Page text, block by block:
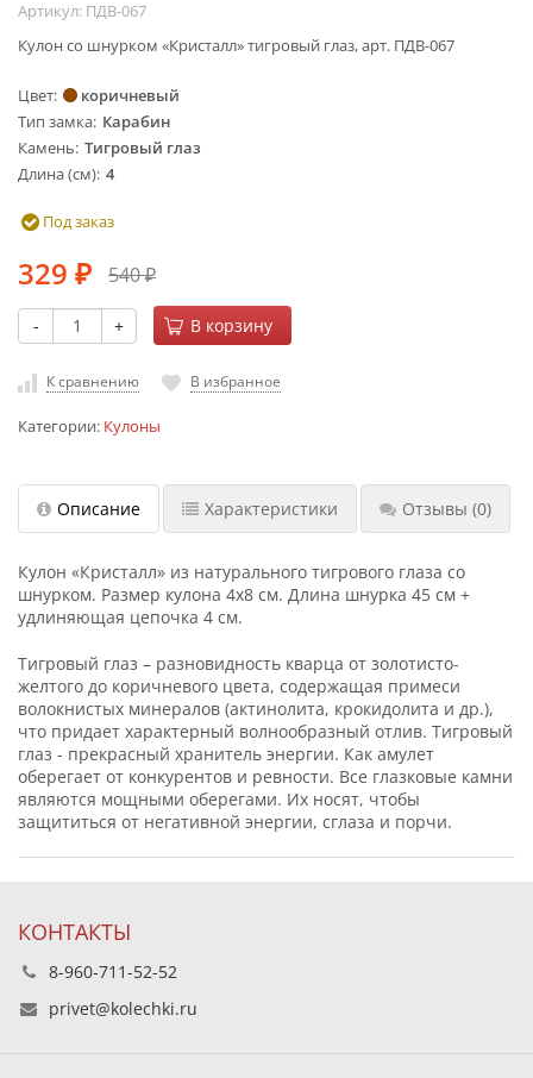
Артикул: ПДВ-067
Кулон со шнурком «Кристалл» тигровый глаз, арт. ПДВ-067
Цвет
коричневый
Тип замка Карабин
Камень Тигровый глаз
Длина (см) 4
Под заказ
329 ₽ 540₽
- + В корзину
К сравнению В избранное
Категории: Кулоны
Описание Характеристики Отзывы (0)
Кулон «Кристалл» из натурального тигрового глаза со
шнурком. Размер кулона 4х8 см. Длина шнурка 45 см +
удлиняющая цепочка 4 см.
Тигровый глаз – разновидность кварца от золотисто-
желтого до коричневого цвета, содержащая примеси
волокнистых минералов (актинолита, крокидолита и др.),
что придает характерный волнообразный отлив. Тигровый
глаз - прекрасный хранитель энергии. Как амулет
оберегает от конкурентов и ревности. Все глазковые камни
являются мощными оберегами. Их носят, чтобы
защититься от негативной энергии, сглаза и порчи.
КОНТАКТЫ
8-960-711-52-52
privet@kolechki.ru